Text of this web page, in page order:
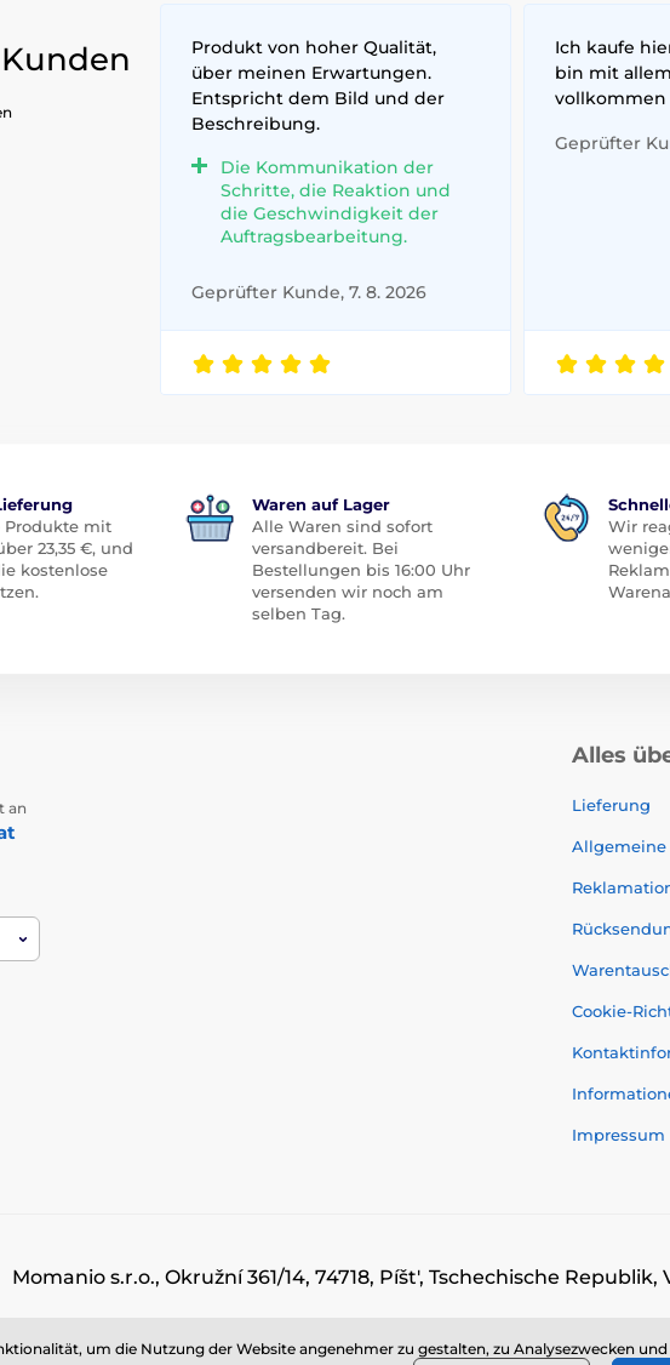
Produkt von hoher Qualität,
über meinen Erwartungen.
Entspricht dem Bild und der
Beschreibung.
Die Kommunikation der
Schritte, die Reaktion und
die Geschwindigkeit der
Auftragsbearbeitung.
Geprüfter Kunde, 7. 8. 2026
Ich kaufe
bin mit
vollkommen
Geprüfter
Produkte mit
23,35 €, und
kostenlose
Waren auf Lager
Alle Waren sind sofort
versandbereit. Bei
Bestellungen bis 16:00 Uhr
versenden wir noch am
selben Tag.
Wir
an
Alles
Lieferung
Allgemeine
Cookie-
Impressum
Momanio s.r.o., Okružní 361/14, 74718, Píšt', Tschechische
um die Nutzung der Website angenehmer zu gestalten, zu Analysezwecken